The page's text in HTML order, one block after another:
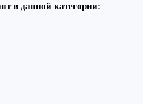
в данной категории: